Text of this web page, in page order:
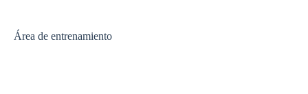
Área de entrenamiento